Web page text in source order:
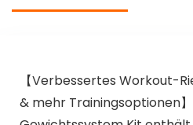
【Verbessertes Workout-
& mehr Trainingsoptionen】